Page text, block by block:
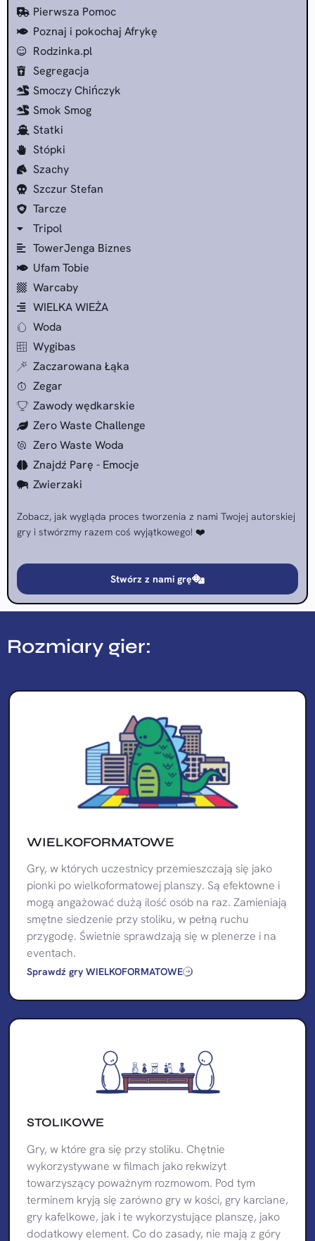
Pierwsza Pomoc
Poznaj i pokochaj Afrykę
Rodzinka.pl
Segregacja
Smoczy Chińczyk
Smok Smog
Statki
Stópki
Szachy
Szczur Stefan
Tarcze
Tripol
TowerJenga Biznes
Ufam Tobie
Warcaby
WIELKA WIEŻA
Woda
Wygibas
Zaczarowana Łąka
Zegar
Zawody wędkarskie
Zero Waste Challenge
Zero Waste Woda
Znajdź Parę - Emocje
Zwierzaki
Zobacz, jak wygląda proces tworzenia z nami Twojej autorskiej
gry i stwórzmy razem coś wyjątkowego! ❤️
Stwórz z nami grę
Rozmiary gier:
WIELKOFORMATOWE
Gry, w których uczestnicy przemieszczają się jako
pionki po wielkoformatowej planszy. Są efektowne i
mogą angażować dużą ilość osób na raz. Zamieniają
smętne siedzenie przy stoliku, w pełną ruchu
przygodę. Świetnie sprawdzają się w plenerze i na
eventach.
Sprawdź gry WIELKOFORMATOWE
STOLIKOWE
Gry, w które gra się przy stoliku. Chętnie
wykorzystywane w filmach jako rekwizyt
towarzyszący poważnym rozmowom. Pod tym
terminem kryją się zarówno gry w kości, gry karciane,
gry kafelkowe, jak i te wykorzystujące planszę, jako
dodatkowy element. Co do zasady, nie mają z góry